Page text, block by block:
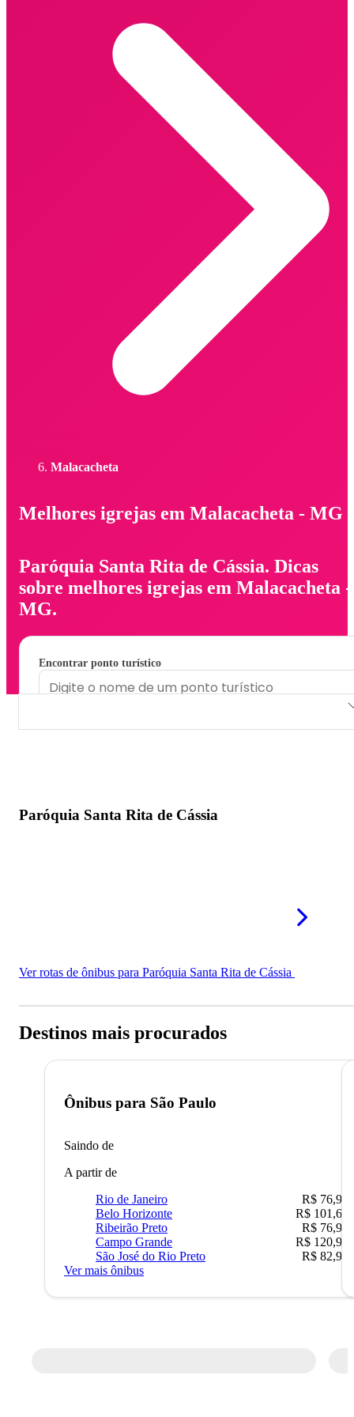
Malacacheta
Melhores igrejas em Malacacheta - MG
Paróquia Santa Rita de Cássia. Dicas
sobre melhores igrejas em Malacacheta -
MG.
Encontrar ponto turístico
Paróquia Santa Rita de Cássia
Ver rotas de ônibus para Paróquia Santa Rita de Cássia
Destinos mais procurados
Ônibus para São Paulo
Saindo de
A partir de
Rio de Janeiro
R$ 76,90
Belo Horizonte
R$ 101,67
Ribeirão Preto
R$ 76,90
Campo Grande
R$ 120,90
São José do Rio Preto
R$ 82,90
Ver mais ônibus